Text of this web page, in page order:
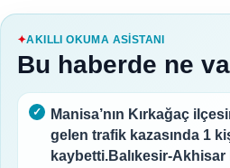
AKILLI OKUMA ASISTANI
Bu haberde ne
Manisa’nın Kırkağaç
gelen trafik kazasında 1
kaybetti.Balıkesir-